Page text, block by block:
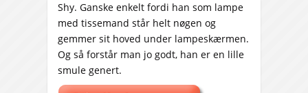
Shy. Ganske enkelt fordi han som lampe
med tissemand står helt nøgen og
gemmer sit hoved under lampeskærmen.
Og så forstår man jo godt, han er en lille
smule genert.